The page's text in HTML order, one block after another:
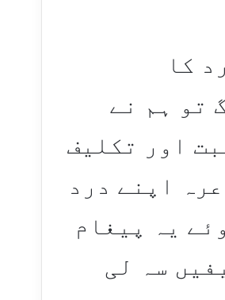
کا
تو ہم نے
اور تکلیف
اپنے درد
یہ پیغام
سہ لی